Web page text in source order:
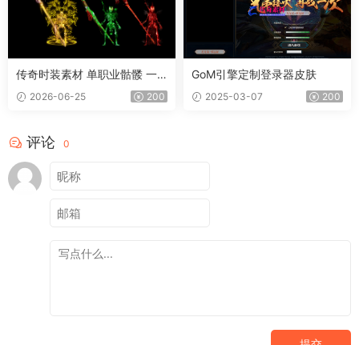
传奇时装素材 单职业骷髅 一
体时装
2026-06-25 200
GoM引擎定制登录器皮肤
2025-03-07 200
评论 0